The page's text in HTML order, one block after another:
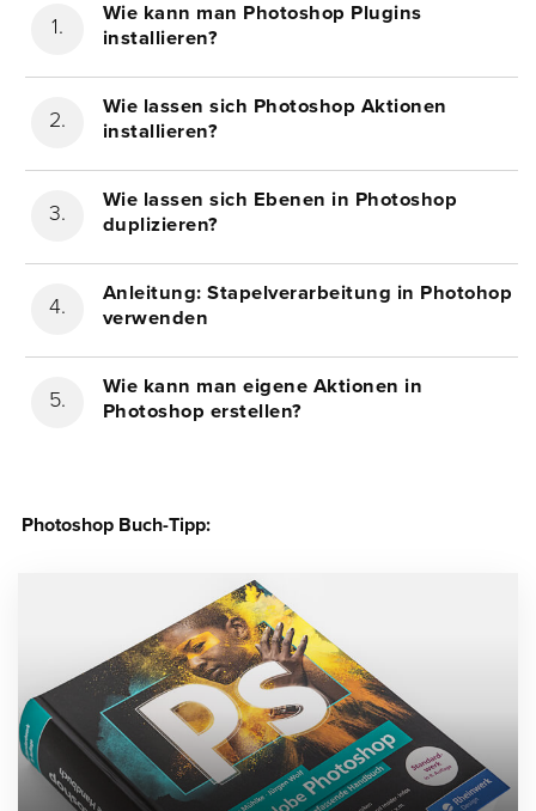
Wie kann man Photoshop Plugins
installieren?
Wie lassen sich Photoshop Aktionen
installieren?
Wie lassen sich Ebenen in Photoshop
duplizieren?
Anleitung: Stapelverarbeitung in Photohop
verwenden
Wie kann man eigene Aktionen in
Photoshop erstellen?
Photoshop Buch-Tipp: